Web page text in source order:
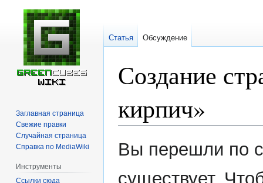
Создание
кирпич»
Перейти
к
Перейти
кВы перешли по
существует.
Статья Обсуждение
Заглавная страница
Свежие правки
Случайная страница
Справка по MediaWiki
Инструменты
Ссылки сюда